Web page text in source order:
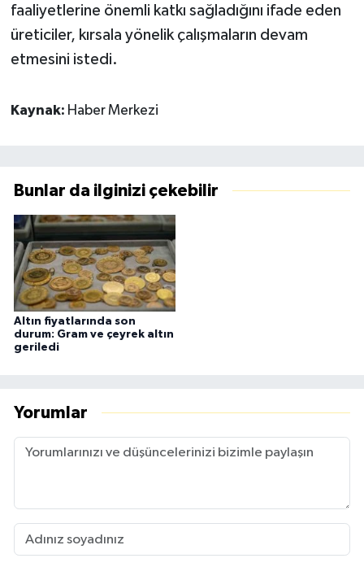
faaliyetlerine önemli katkı sağladığını ifade eden
üreticiler, kırsala yönelik çalışmaların devam
etmesini istedi.
Kaynak: Haber Merkezi
Bunlar da ilginizi çekebilir
Altın fiyatlarında son
durum: Gram ve çeyrek altın
geriledi
Yorumlar